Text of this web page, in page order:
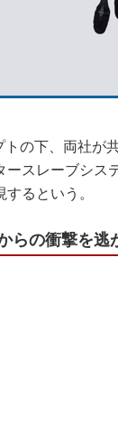
の下、両社が
スレーブシス
るという。
らの衝撃を逃